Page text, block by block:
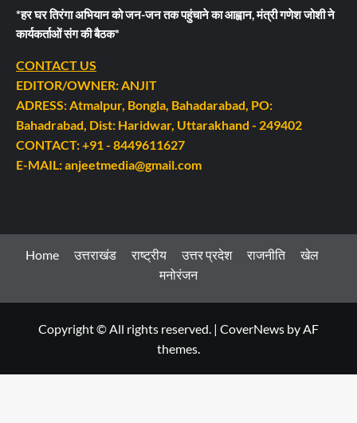
*हर घर तिरंगा अभियान को जन-जन तक पहुंचाने का आह्वान, मंत्री गणेश जोशी ने
कार्यकर्ताओं संग की बैठक*
CONTACT US
EDITOR/OWNER: ANJIT
ADRESS: Atmalpur, Bongla, Bahadarabad, PO:
Bahadrabad, Dist: Haridwar, Uttarakhand - 249402
CONTACT: +91 - 8449611627
E-MAIL: anjeetmedia@gmail.com
Home उत्तराखंड राष्ट्रीय उत्तर प्रदेश राजनीति
खेल
मनोरंजन
Copyright © All rights reserved. | CoverNews by AF
themes.